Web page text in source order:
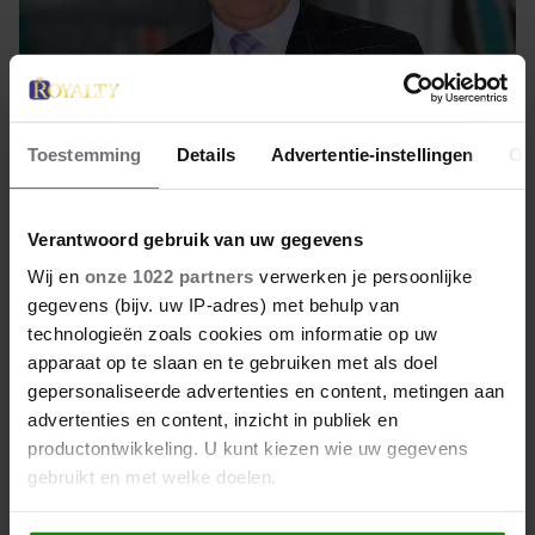
Toestemming Details Advertentie-instellingen
Verantwoord gebruik van uw gegevens
Wij en onze 1022 partners verwerken je persoonlijke
gegevens (bijv. uw IP-adres) met behulp van
technologieën zoals cookies om informatie op uw
apparaat op te slaan en te gebruiken met als doel
gepersonaliseerde advertenties en content, metingen aan
advertenties en content, inzicht in publiek en
productontwikkeling. U kunt kiezen wie uw gegevens
gebruikt en met welke doelen.
VOORMALIG BUTLER VAN
PRINSES DIANA HAALT UIT
NAAR HARRY EN MEGHAN:
‘VEEL TE VERWEND’
De afgelopen jaren is er veel kritiek geweest op prins
Harry en Meghan Markle. Nu doet Paul Burrell,
voormalig butler van prinses Diana, daar nog een
schepje bovenop.